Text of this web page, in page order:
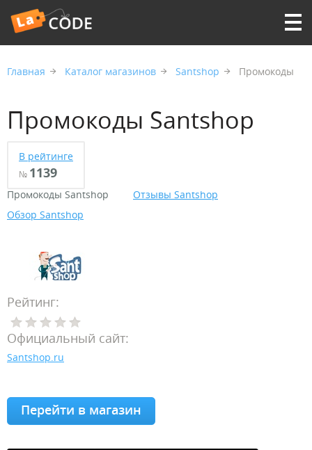
Главная Каталог магазинов Santshop Промокоды
Промокоды Santshop
В рейтинге
№ 1139
Промокоды Santshop
Отзывы Santshop
Обзор Santshop
Рейтинг:
Официальный сайт:
Santshop.ru
Перейти в магазин